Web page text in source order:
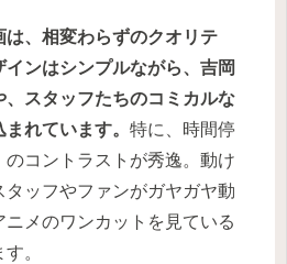
は、相変わらずのクオリテ
インはシンプルながら、吉岡
スタッフたちのコミカルな
れています。 特に、時間停
のコントラストが秀逸。動け
ッフやファンがガヤガヤ動
ニメのワンカットを見ている
。